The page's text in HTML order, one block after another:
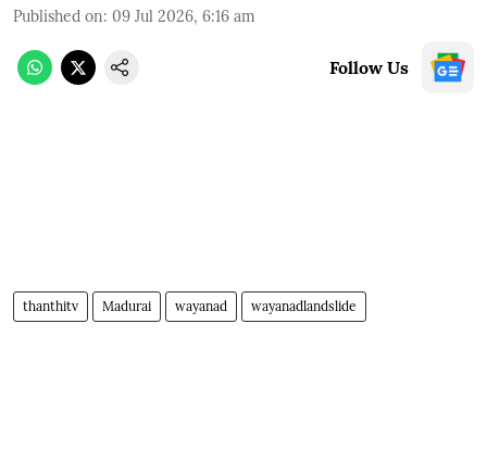
Published on: 09 Jul 2026, 6:16 am
Follow Us
thanthitv Madurai wayanad wayanadlandslide